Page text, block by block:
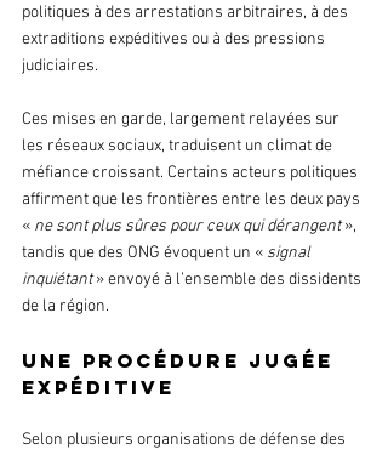
politiques à des arrestations arbitraires, à des
extraditions expéditives ou à des pressions
judiciaires.
Ces mises en garde, largement relayées sur
les réseaux sociaux, traduisent un climat de
méfiance croissant. Certains acteurs politiques
affirment que les frontières entre les deux pays
« ne sont plus sûres pour ceux qui dérangent »,
tandis que des ONG évoquent un « signal
inquiétant » envoyé à l’ensemble des dissidents
de la région.
Une procédure jugée
expéditive
Selon plusieurs organisations de défense des